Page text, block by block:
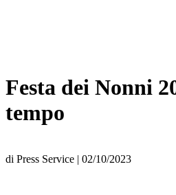
Festa dei Nonni
tempo
di Press Service | 02/10/2023